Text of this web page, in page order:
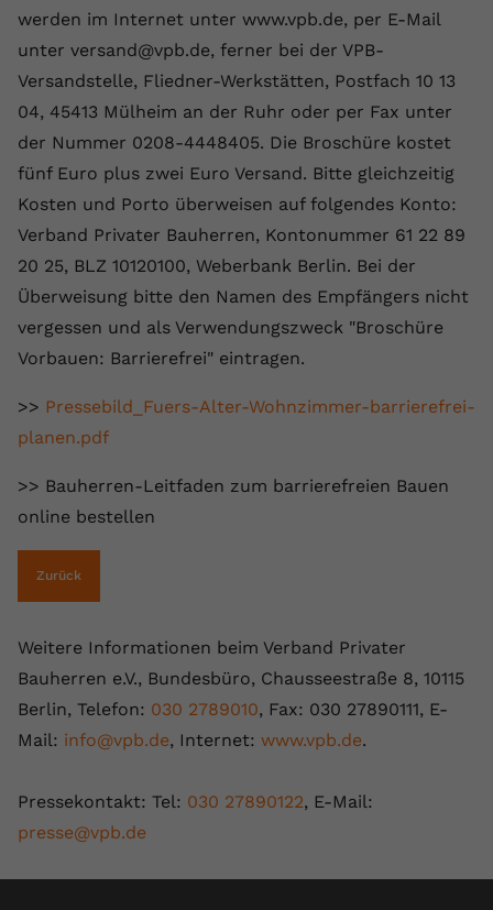
werden im Internet unter www.vpb.de, per E-Mail
unter versand@vpb.de, ferner bei der VPB-
Versandstelle, Fliedner-Werkstätten, Postfach 10 13
04, 45413 Mülheim an der Ruhr oder per Fax unter
der Nummer 0208-4448405. Die Broschüre kostet
fünf Euro plus zwei Euro Versand. Bitte gleichzeitig
Kosten und Porto überweisen auf folgendes Konto:
Verband Privater Bauherren, Kontonummer 61 22 89
20 25, BLZ 10120100, Weberbank Berlin. Bei der
Überweisung bitte den Namen des Empfängers nicht
vergessen und als Verwendungszweck "Broschüre
Vorbauen: Barrierefrei" eintragen.
>> Pressebild_Fuers-Alter-Wohnzimmer-barrierefrei-
planen.pdf
>> Bauherren-Leitfaden zum barrierefreien Bauen
online bestellen
Zurück
Weitere Informationen beim Verband Privater
Bauherren e.V., Bundesbüro, Chausseestraße 8, 10115
Berlin, Telefon: 030 2789010, Fax: 030 27890111, E-
Mail: info@vpb.de, Internet: www.vpb.de.
Pressekontakt: Tel: 030 27890122, E-Mail:
presse@vpb.de
gesehen hat.
Name yt-remote-connected-devices
Laufzeit Session
Zweck
YouTube setzt diesen Cookie, um die
Videopräferenzen des Nutzers zu
speichern, der eingebettete YouTube-
Videos verwendet.